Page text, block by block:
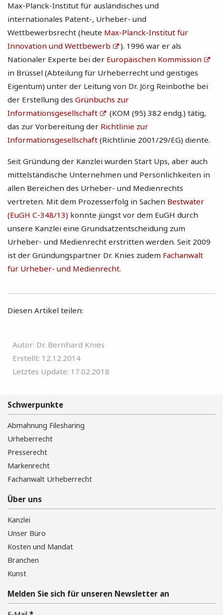
Max-Planck-Institut für ausländisches und
internationales Patent-, Urheber- und
Wettbewerbsrecht (heute Max-Planck-Institut für
Innovation und Wettbewerb
). 1996 war er als
Nationaler Experte bei der Europäischen Kommission
in Brüssel (Abteilung für Urheberrecht und geistiges
Eigentum) unter der Leitung von Dr. Jörg Reinbothe bei
der Erstellung des Grünbuchs zur
Informationsgesellschaft
(KOM (95) 382 endg.) tätig,
das zur Vorbereitung der Richtlinie zur
Informationsgesellschaft (Richtlinie 2001/29/EG) diente.
Seit Gründung der Kanzlei wurden Start Ups, aber auch
mittelständische Unternehmen und Persönlichkeiten in
allen Bereichen des Urheber- und Medienrechts
vertreten. Mit dem Prozesserfolg in Sachen Bestwater
(EuGH C-348/13) konnte jüngst vor dem EuGH durch
unsere Kanzlei eine Grundsatzentscheidung zum
Urheber- und Medienrecht erstritten werden. Seit 2009
ist der Gründungspartner Dr. Knies zudem Fachanwalt
für Urheber- und Medienrecht.
Diesen Artikel teilen:
Autor: Dr. Bernhard Knies
Erstellt: 12.12.2014
Letztes Update: 17.02.2018
Schwerpunkte
Abmahnung Filesharing
Urheberrecht
Presserecht
Markenrecht
Fachanwalt Urheberrecht
Über uns
Kanzlei
Unser Büro
Kosten und Mandat
Branchen
Kunst
Melden Sie sich für unseren Newsletter an